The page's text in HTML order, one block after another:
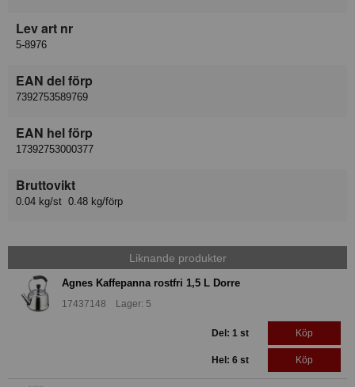
Lev art nr
5-8976
EAN del förp
7392753589769
EAN hel förp
17392753000377
Bruttovikt
0.04 kg/st 0.48 kg/förp
Liknande produkter
Agnes Kaffepanna rostfri 1,5 L Dorre
17437148 Lager: 5
Del: 1 st Köp
Hel: 6 st Köp